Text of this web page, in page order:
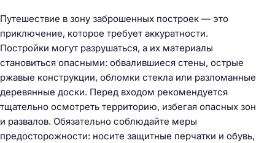
Путешествие в зону заброшенных построек — это
приключение, которое требует аккуратности.
Постройки могут разрушаться, а их материалы
становиться опасными: обвалившиеся стены, острые
ржавые конструкции, обломки стекла или разломанные
деревянные доски. Перед входом рекомендуется
тщательно осмотреть территорию, избегая опасных зон
и развалов. Обязательно соблюдайте меры
предосторожности: носите защитные перчатки и обувь,